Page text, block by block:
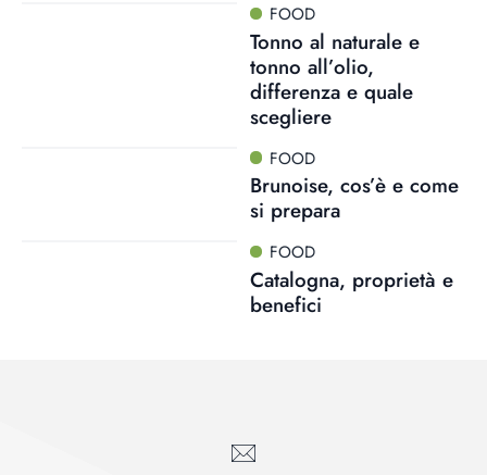
FOOD
Tonno al naturale e
tonno all’olio,
differenza e quale
scegliere
FOOD
Brunoise, cos’è e come
si prepara
FOOD
Catalogna, proprietà e
benefici